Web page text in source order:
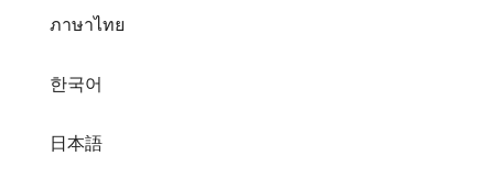
ภาษาไทย
한국어
日本語